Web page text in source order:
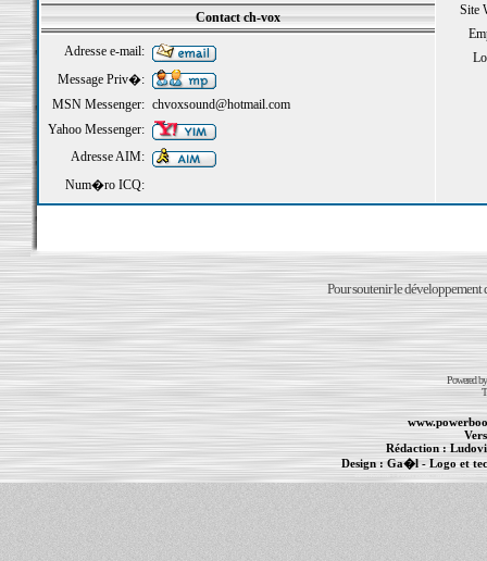
Site
Contact ch-vox
Adresse e-mail:
Message Priv�:
MSN Messenger: chvoxsound@hotmail.com
Yahoo Messenger:
Adresse AIM:
Num�ro ICQ:
Pour soutenir le développement
Powered
Rédaction :
Design : Ga�l - Logo et
PowerBook-